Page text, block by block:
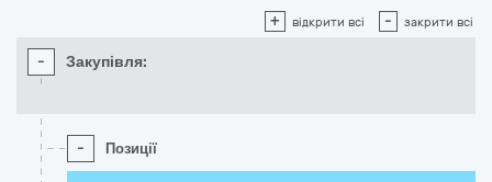
+ відкрити всі - закрити всі
- Закупівля:
- Позиції